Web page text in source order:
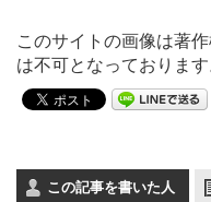
このサイトの画像は著
は不可となっております
この記事を書いた人